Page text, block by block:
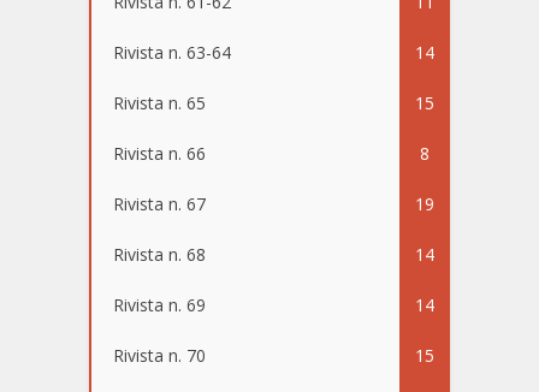
Rivista n. 63-64 14
Rivista n. 65 15
Rivista n. 66 8
Rivista n. 67 19
Rivista n. 68 14
Rivista n. 69 14
Rivista n. 70 15